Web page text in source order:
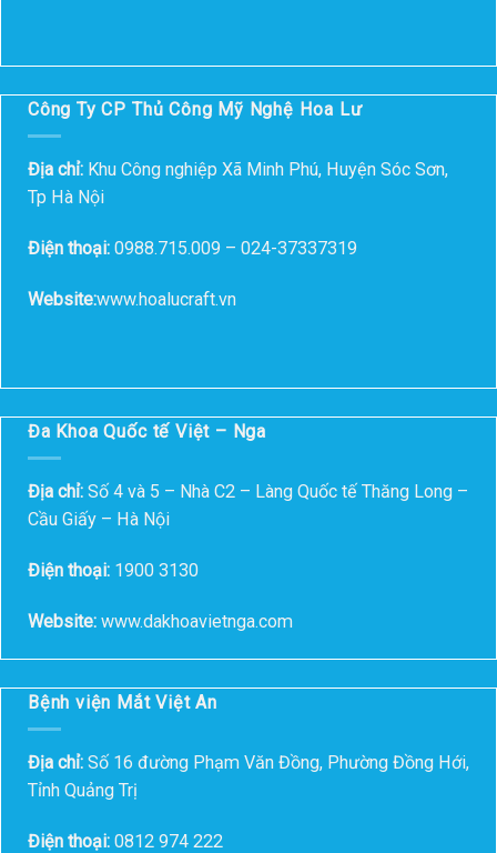
Công Ty CP Thủ Công Mỹ Nghệ Hoa Lư
Địa chỉ: Khu Công nghiệp Xã Minh Phú, Huyện Sóc Sơn,
Tp Hà Nội
Điện thoại: 0988.715.009 – 024-37337319
Website:www.hoalucraft.vn
Đa Khoa Quốc tế Việt – Nga
Địa chỉ: Số 4 và 5 – Nhà C2 – Làng Quốc tế Thăng Long –
Cầu Giấy – Hà Nội
Điện thoại: 1900 3130
Website: www.dakhoavietnga.com
Bệnh viện Mắt Việt An
Địa chỉ: Số 16 đường Phạm Văn Đồng, Phường Đồng Hới,
Tỉnh Quảng Trị
Điện thoại: 0812 974 222